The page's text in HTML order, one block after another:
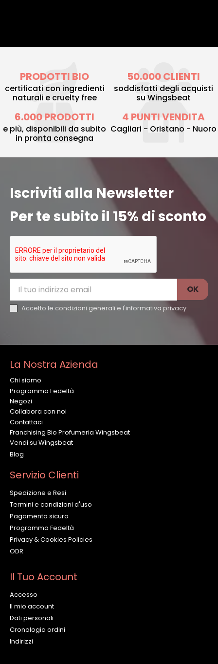
PRODOTTI BIO
certificati con ingredienti
naturali e cruelty free
50.000 CLIENTI
soddisfatti degli acquisti
su Wingsbeat
6.000 PRODOTTI
e più, disponibili da subito
in pronta consegna
4 PUNTI VENDITA
Cagliari - Oristano - Nuoro
Iscriviti alla Newsletter
Per te subito il 15% di sconto
Accetto le condizioni generali e l'informativa privacy
La Nostra Azienda
Chi siamo
Programma Fedeltà
Negozi
Collabora con noi
Contattaci
Franchising Bio Profumeria Wingsbeat
Vendi su Wingsbeat
Blog
Servizio Clienti
Spedizione e Resi
Termini e condizioni d'uso
Pagamento sicuro
Programma Fedeltà
Privacy & Cookies Policies
ODR
Il Tuo Account
Accesso
Il mio account
Dati personali
Cronologia ordini
Indirizzi